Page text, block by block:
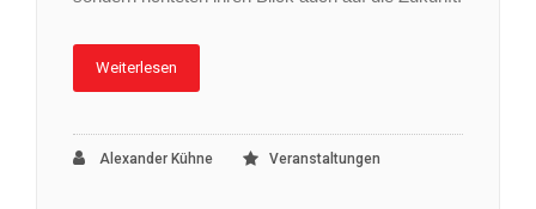
Weiterlesen
Alexander Kühne Veranstaltungen